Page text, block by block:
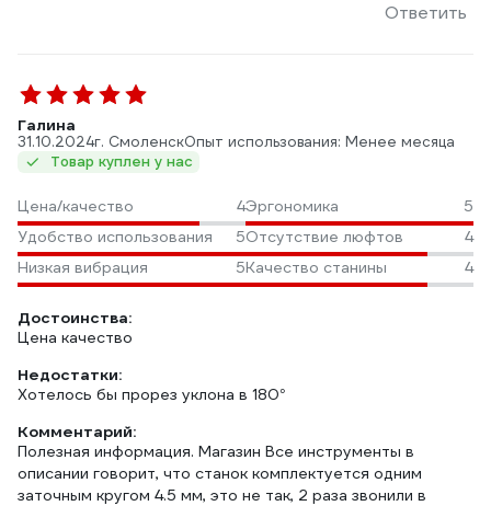
Ответить
Галина
31.10.2024г. СмоленскОпыт использования: Менее месяца
Товар куплен у нас
Цена/качество 4Эргономика
5
Удобство использования
5Отсутствие люфтов
4
Низкая вибрация
5Качество станины 4
Достоинства:
Цена качество
Недостатки:
Хотелось бы прорез уклона в 180°
Комментарий:
Полезная информация. Магазин Все инструменты в
описании говорит, что станок комплектуется одним
заточным кругом 4.5 мм, это не так, 2 раза звонили в